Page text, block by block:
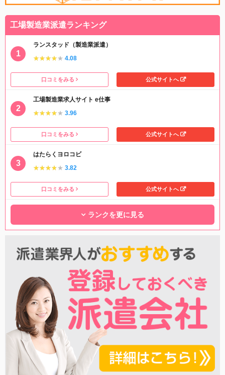
工場製造業派遣ランキング
ランスタッド（製造業派遣）
★★★★★
★★★★★ 4.08
口コミをみる 公式サイトへ
工場製造業求人サイト e仕事
★★★★★
★★★★★ 3.96
口コミをみる 公式サイトへ
はたらくヨロコビ
★★★★★
★★★★★ 3.82
口コミをみる 公式サイトへ
ランクを更に見る